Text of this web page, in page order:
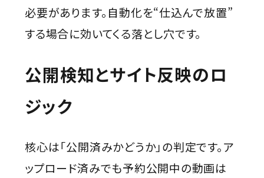
必要があります。自動化を“仕込んで放置”
する場合に効いてくる落とし穴です。
公開検知とサイト反映のロ
ジック
核心は「公開済みかどうか」の判定です。ア
ップロード済みでも予約公開中の動画は